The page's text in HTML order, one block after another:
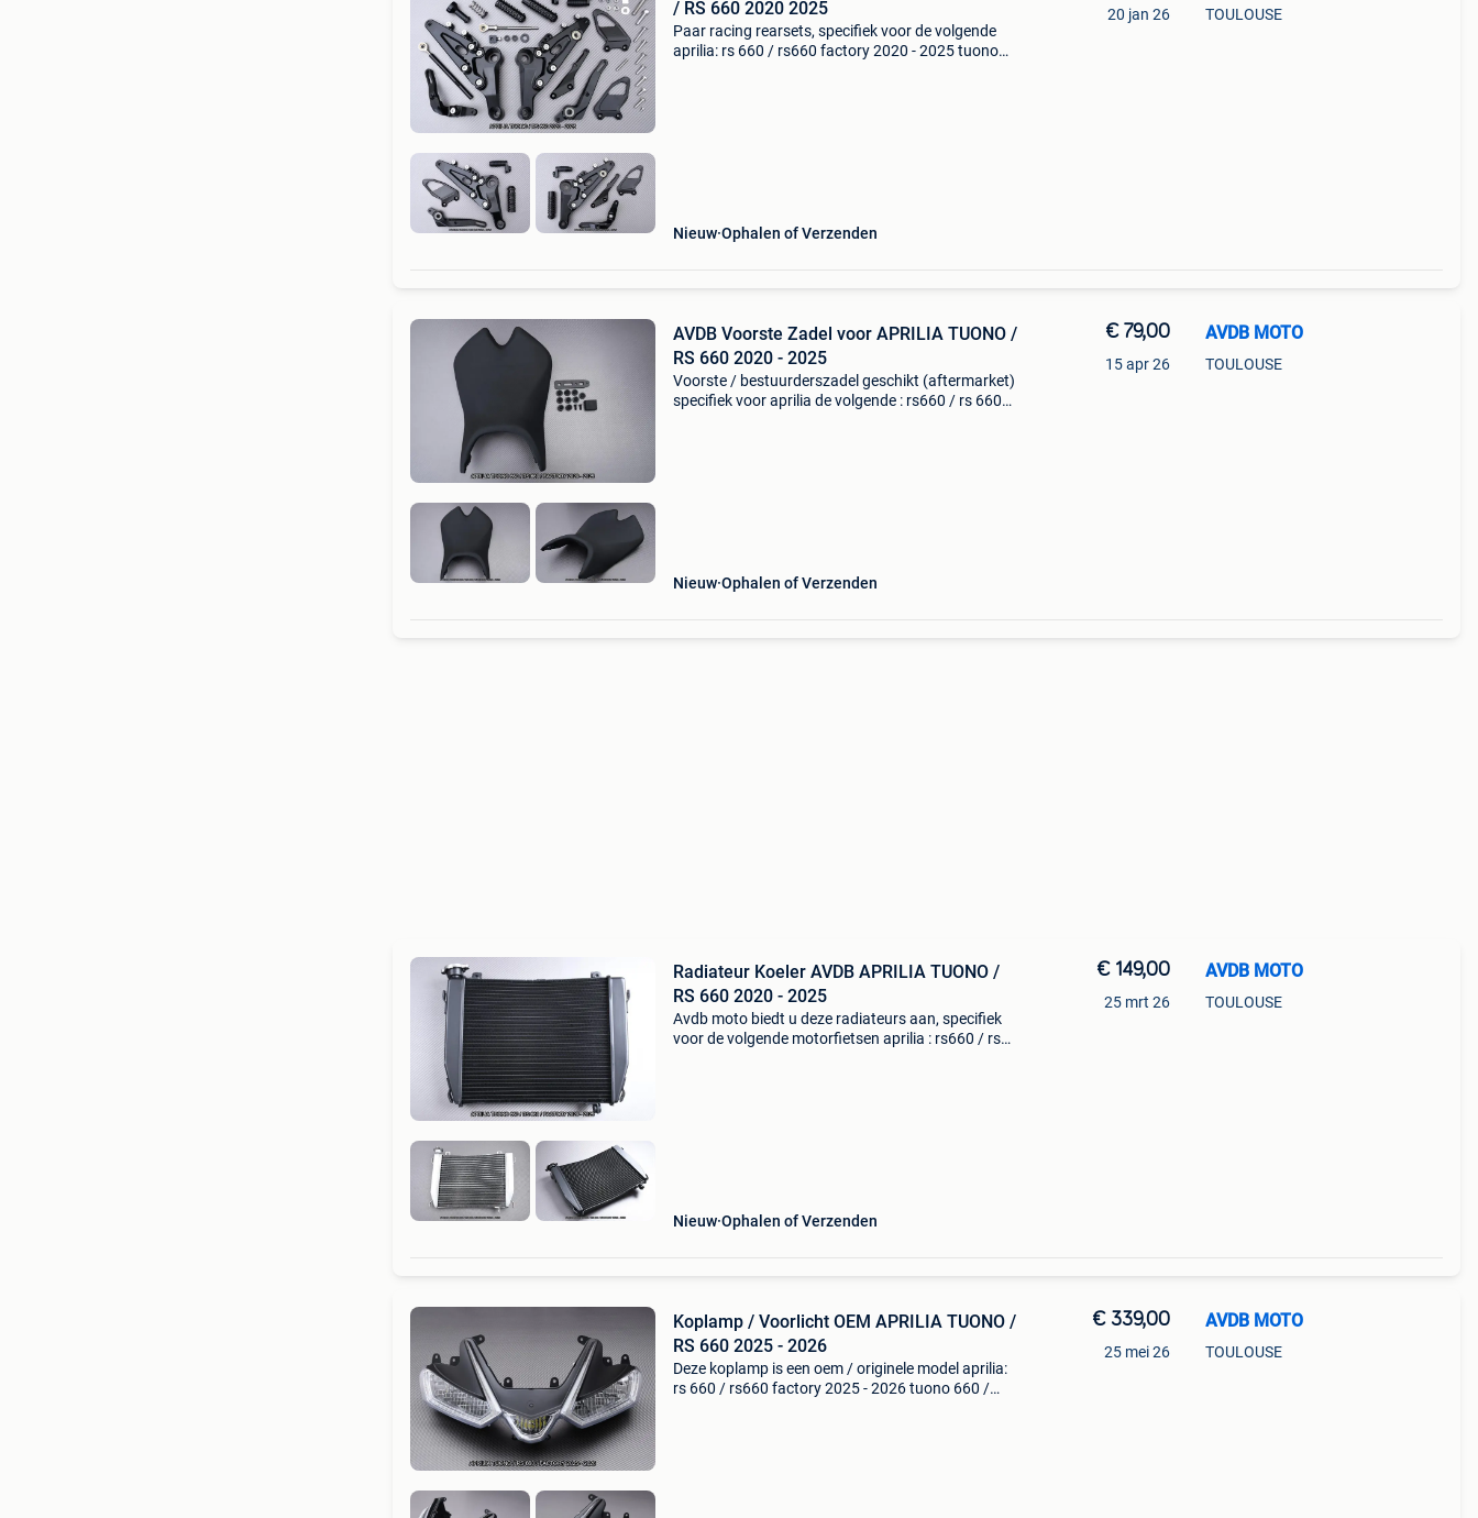
/ RS 660 2020 2025
Paar racing rearsets, specifiek voor de volgende
aprilia: rs 660 / rs660 factory 2020 - 2025 tuono
Nieuw Ophalen of Verzenden
20 jan 26 TOULOUSE
AVDB Voorste Zadel voor APRILIA TUONO /
RS 660 2020 - 2025
Voorste / bestuurderszadel geschikt (aftermarket)
specifiek voor aprilia de volgende : rs660 / rs 660
Nieuw Ophalen of Verzenden
€ 79,00
15 apr 26
AVDB MOTO
TOULOUSE
Radiateur Koeler AVDB APRILIA TUONO /
RS 660 2020 - 2025
Avdb moto biedt u deze radiateurs aan, specifiek
voor de volgende motorfietsen aprilia : rs660 / rs
Nieuw Ophalen of Verzenden
€ 149,00
25 mrt 26
AVDB MOTO
TOULOUSE
Koplamp / Voorlicht OEM APRILIA TUONO /
RS 660 2025 - 2026
Deze koplamp is een oem / originele model aprilia:
rs 660 / rs660 factory 2025 - 2026 tuono 660 /
€ 339,00
25 mei 26
AVDB MOTO
TOULOUSE